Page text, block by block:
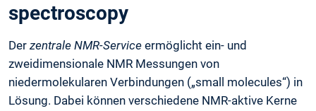
spectroscopy
Der zentrale NMR-Service ermöglicht ein- und
zweidimensionale NMR Messungen von
niedermolekularen Verbindungen („small molecules“) in
Lösung. Dabei können verschiedene NMR-aktive Kerne